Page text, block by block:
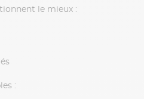
le mieux :
: